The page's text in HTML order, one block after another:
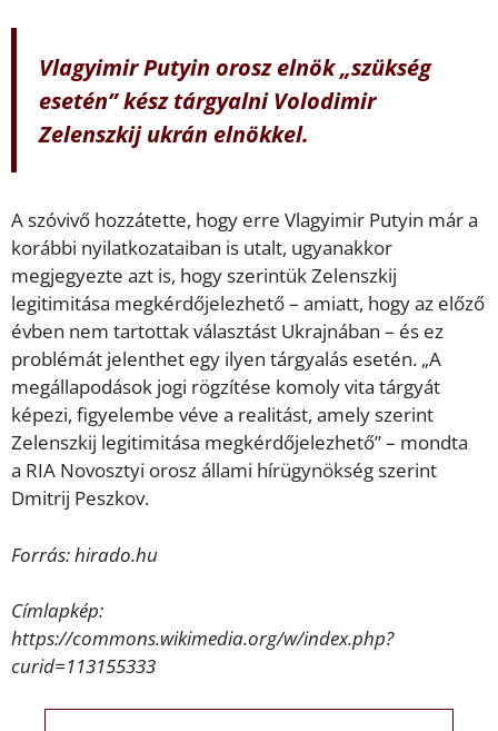
Vlagyimir Putyin orosz elnök „szükség
esetén” kész tárgyalni Volodimir
Zelenszkij ukrán elnökkel.
A szóvivő hozzátette, hogy erre Vlagyimir Putyin már a
korábbi nyilatkozataiban is utalt, ugyanakkor
megjegyezte azt is, hogy szerintük Zelenszkij
legitimitása megkérdőjelezhető – amiatt, hogy az előző
évben nem tartottak választást Ukrajnában – és ez
problémát jelenthet egy ilyen tárgyalás esetén. „A
megállapodások jogi rögzítése komoly vita tárgyát
képezi, figyelembe véve a realitást, amely szerint
Zelenszkij legitimitása megkérdőjelezhető” – mondta
a RIA Novosztyi orosz állami hírügynökség szerint
Dmitrij Peszkov.
Forrás: hirado.hu
Címlapkép:
https://commons.wikimedia.org/w/index.php?
curid=113155333